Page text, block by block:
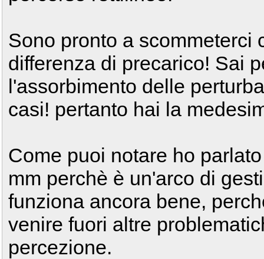
Sono pronto a scommeterci
differenza di precarico! Sai
l'assorbimento delle
casi! pertanto hai la
Come puoi notare ho
mm perchè è un'arco di
funziona ancora bene,
venire fuori altre
percezione.